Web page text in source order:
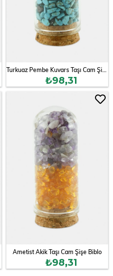
₺98,31
Ametist Akik Taşı Cam Şişe Biblo
₺98,31